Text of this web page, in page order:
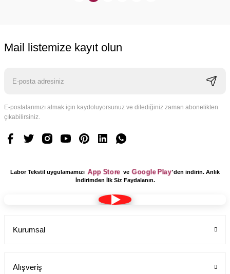
Mail listemize kayıt olun
E-postalarımızı almak için kaydoluyorsunuz ve dilediğiniz zaman abonelikten
çıkabilirsiniz.
Labor Tekstil uygulamamızı App Store ve Google Play 'den indirin. Anlık
İndirimden İlk Siz Faydalanın.
Kurumsal
Alışveriş